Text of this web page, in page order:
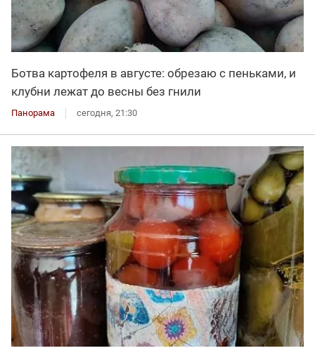
Ботва картофеля в августе: обрезаю с пеньками, и
клубни лежат до весны без гнили
Панорама сегодня, 21:30